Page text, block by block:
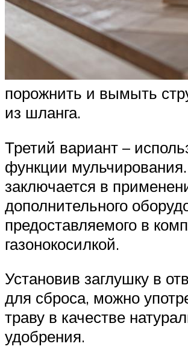
порожнить и вымыть
из шланга.
Третий вариант –
функции
заключается в
дополнительного
предоставляемого в
газонокосилкой.
Установив заглушку в
для сброса, можно
траву в качестве
удобрения.